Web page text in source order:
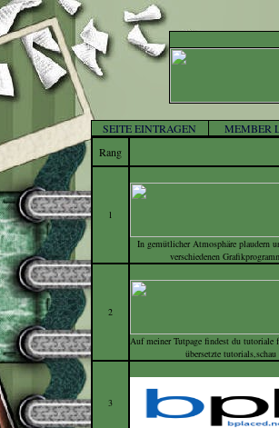
SEITE EINTRAGEN MEMBER
Rang
1
In gemütlicher Atmosphäre plaudern
verschiedenen
2
Auf meiner Tutpage findest du tutoriale
übersetzte
3